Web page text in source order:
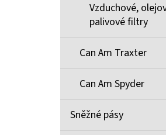
Vzduchové,
palivové filtry
Can Am Traxter
Can Am Spyder
Sněžné pásy